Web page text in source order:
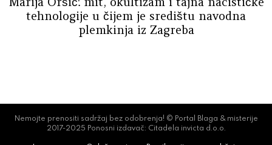
tehnologije u čijem je središtu navodna
plemkinja iz Zagreba
Nemojte prenositi sadržaj bez odobrenja! © Portal Blaga & misterije
2017-2025 Ponosni izdavač: Citadela invicta d.o.o.